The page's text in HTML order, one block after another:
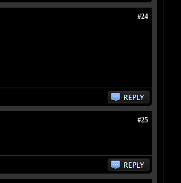
#24
#25